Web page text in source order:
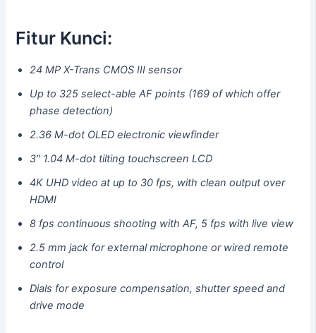
Fitur Kunci:
24 MP X-Trans CMOS III sensor
Up to 325 select-able AF points (169 of which offer
phase detection)
2.36 M-dot OLED electronic viewfinder
3″ 1.04 M-dot tilting touchscreen LCD
4K UHD video at up to 30 fps, with clean output over
HDMI
8 fps continuous shooting with AF, 5 fps with live view
2.5 mm jack for external microphone or wired remote
control
Dials for exposure compensation, shutter speed and
drive mode